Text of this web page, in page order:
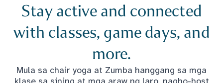
Stay active and connected
with classes, game days, and
more.
Mula sa chair yoga at Zumba hanggang sa mga